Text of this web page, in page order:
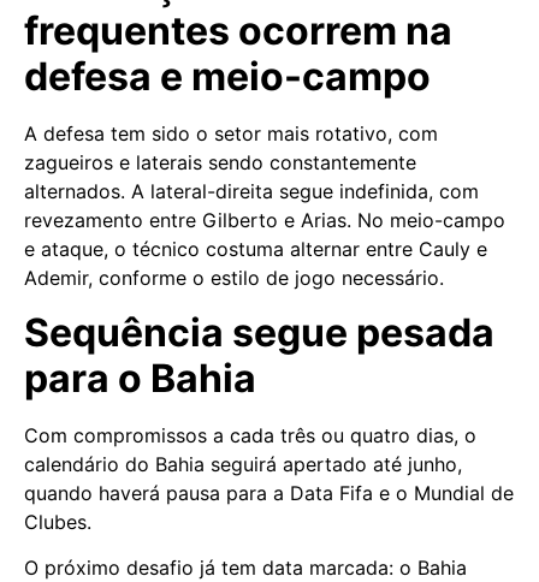
frequentes ocorrem na
defesa e meio-campo
A defesa tem sido o setor mais rotativo, com
zagueiros e laterais sendo constantemente
alternados. A lateral-direita segue indefinida, com
revezamento entre Gilberto e Arias. No meio-campo
e ataque, o técnico costuma alternar entre Cauly e
Ademir, conforme o estilo de jogo necessário.
Sequência segue pesada
para o Bahia
Com compromissos a cada três ou quatro dias, o
calendário do Bahia seguirá apertado até junho,
quando haverá pausa para a Data Fifa e o Mundial de
Clubes.
O próximo desafio já tem data marcada: o Bahia